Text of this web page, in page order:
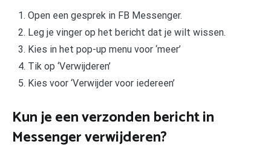
Open een gesprek in FB Messenger.
Leg je vinger op het bericht dat je wilt wissen.
Kies in het pop-up menu voor ‘meer’
Tik op ‘Verwijderen’
Kies voor ‘Verwijder voor iedereen’
Kun je een verzonden bericht in
Messenger verwijderen?